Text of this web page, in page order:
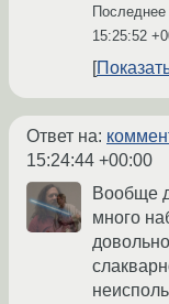
15:25:52
Ответ на:
15:24:44 +00:00
Вообще
много